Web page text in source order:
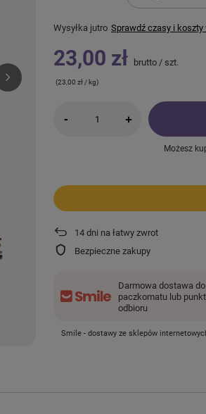
Wysyłka jutro Sprawdź czasy i koszty
23,00 zł brutto / szt.
(23,00 zł / kg)
- +
Możesz
14 dni na łatwy zwrot
Bezpieczne zakupy
Darmowa dostawa do
paczkomatu lub
odbioru
Smile - dostawy ze sklepów